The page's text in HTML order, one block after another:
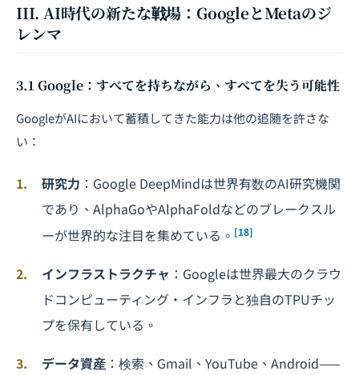
III. AI時代の新たな戦場：GoogleとMetaのジ
レンマ
3.1 Google：すべてを持ちながら、すべてを失う可能性
GoogleがAIにおいて蓄積してきた能力は他の追随を許さな
い：
研究力 ：Google DeepMindは世界有数のAI研究機関
であり、AlphaGoやAlphaFoldなどのブレークスル
ーが世界的な注目を集めている。 [18]
インフラストラクチャ ：Googleは世界最大のクラウ
ドコンピューティング・インフラと独自のTPUチッ
プを保有している。
データ資産 ：検索、Gmail、YouTube、Android——